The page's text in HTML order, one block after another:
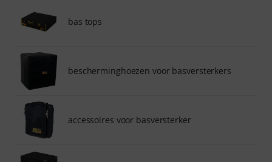
bas tops
bescherminghoezen voor basversterkers
accessoires voor basversterker